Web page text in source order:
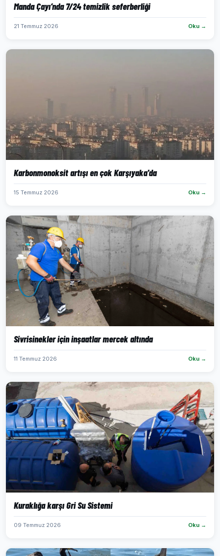
Manda Çayı’nda 7/24 temizlik seferberliği
21 Temmuz 2026 Oku →
Karbonmonoksit artışı en çok Karşıyaka'da
15 Temmuz 2026 Oku →
Sivrisinekler için inşaatlar mercek altında
11 Temmuz 2026 Oku →
Kuraklığa karşı Gri Su Sistemi
09 Temmuz 2026 Oku →